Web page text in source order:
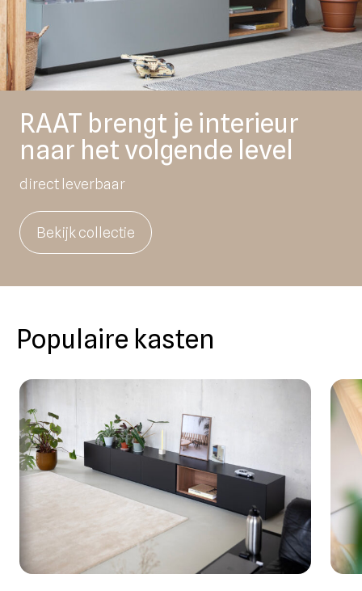
RAAT brengt je interieur
naar het volgende level
direct leverbaar
Bekijk collectie
Populaire kasten